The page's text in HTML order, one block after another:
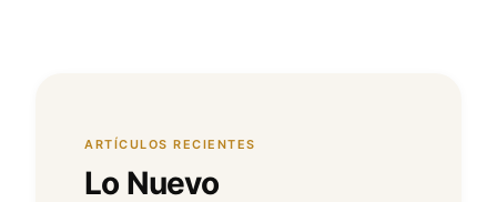
ARTÍCULOS RECIENTES
Lo Nuevo